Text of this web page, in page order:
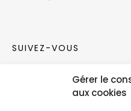
Gérer le
aux cookies
SUIVEZ-VOUS
Rejoignez notre